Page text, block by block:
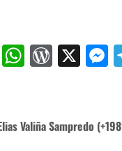
Email X
Valiña Sampredo